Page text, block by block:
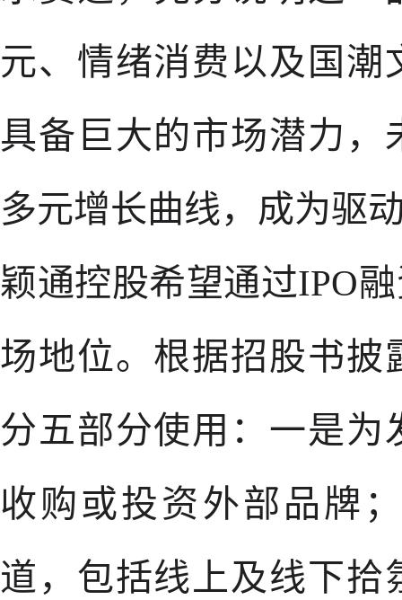
元、情绪消费以及国潮
具备巨大的市场潜力，
多元增长曲线，成为驱
颖通控股希望通过IPO
场地位。根据招股书披
分五部分使用：一是为
收购或投资外部品牌
道，包括线上及线下拾